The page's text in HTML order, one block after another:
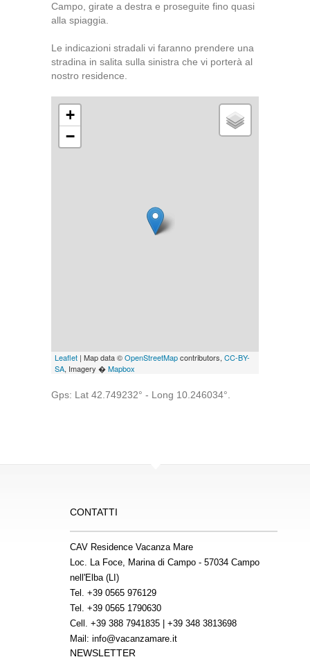
Campo, girate a destra e proseguite fino quasi
alla spiaggia.
Le indicazioni stradali vi faranno prendere una
stradina in salita sulla sinistra che vi porterà al
nostro residence.
+
−
Leaflet | Map data ©OpenStreetMapcontributors, CC-BY-
SA, Imagery �Mapbox
Gps: Lat 42.749232° - Long 10.246034°.
CONTATTI
CAV Residence Vacanza Mare
Loc. La Foce, Marina di Campo - 57034 Campo
nell'Elba (LI)
Tel. +39 0565 976129
Tel. +39 0565 1790630
Cell. +39 388 7941835
+39 348 3813698
Mail: info@vacanzamare.it
NEWSLETTER